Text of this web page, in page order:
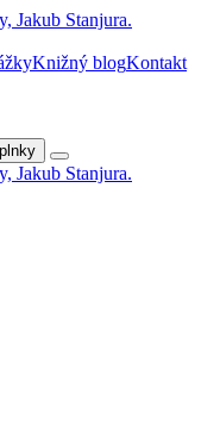
Knižný blogKontakt